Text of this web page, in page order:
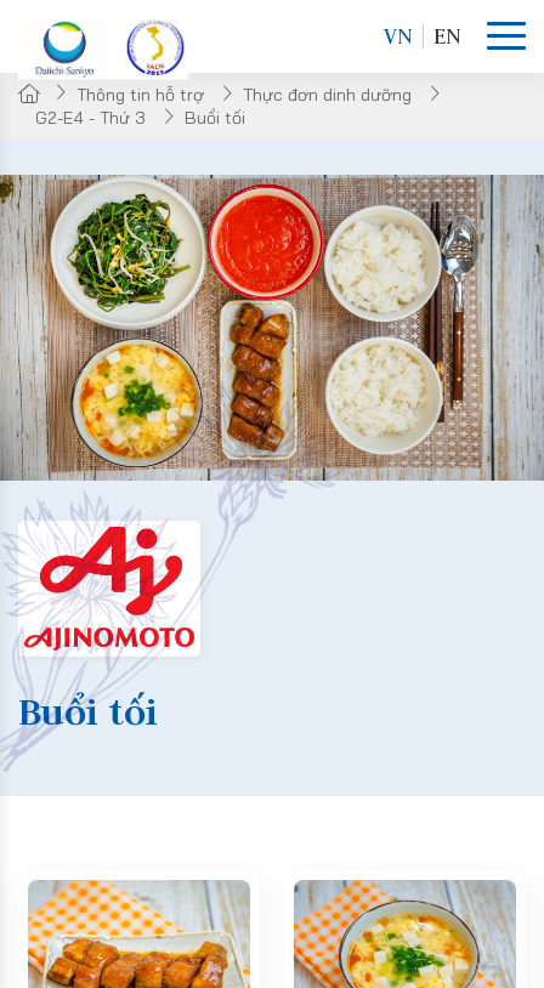
VN EN
Thông tin hỗ trợ
Thực đơn dinh dưỡng
G2-E4 - Thứ 3
Buổi tối
Buổi tối